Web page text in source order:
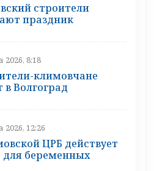
строители
праздник
2026, 8:18
климовчане
в Волгоград
2026, 12:26
ЦРБ действует
беременных